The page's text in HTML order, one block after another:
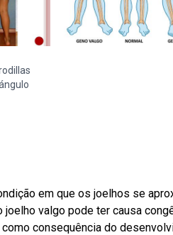
em que os joelhos se
joelho valgo pode ter causa
consequência do